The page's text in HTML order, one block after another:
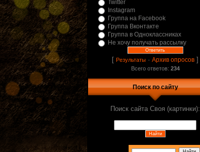
Twitter
Instagram
Группа на Facebook
Группа Вконтакте
Группа в Одноклассниках
Не хочу получать рассылку
[ Результаты · Архив опросов ]
Всего ответов: 234
Поиск по сайту
Поиск сайта Своя (картинки):